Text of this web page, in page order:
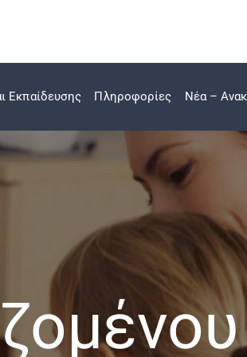
Εκπαίδευσης Πληροφορίες Νέα –